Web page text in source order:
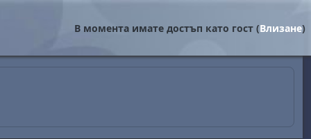
В момента имате достъп като гост (Влизане)